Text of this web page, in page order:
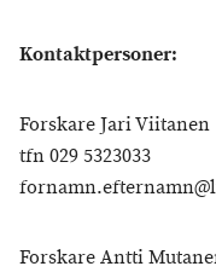
Kontaktpersoner:
Forskare Jari Viitanen
tfn 029 5323033
Forskare Antti